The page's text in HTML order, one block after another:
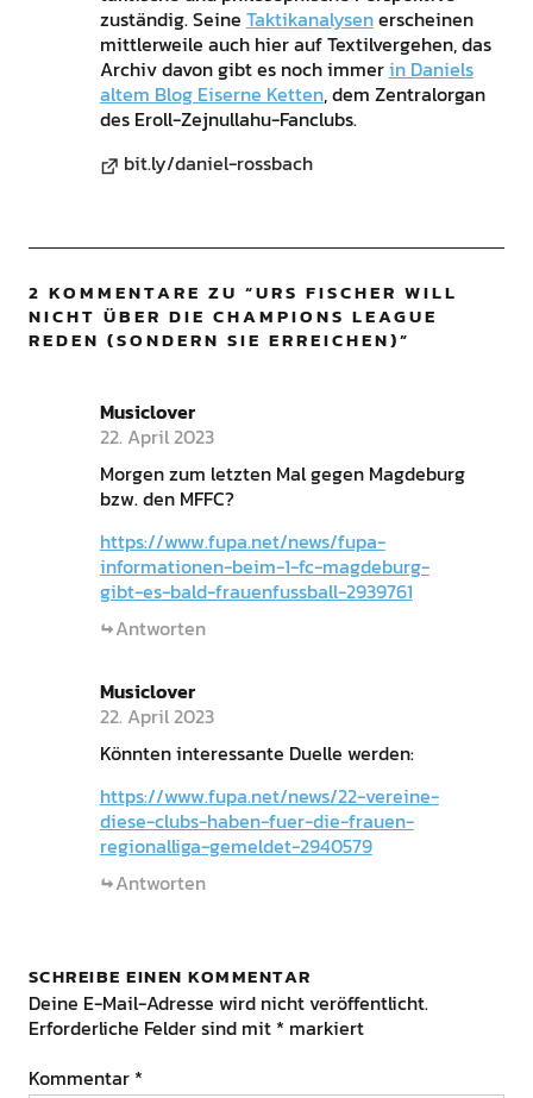
zuständig. Seine Taktikanalysenerscheinen
mittlerweile auch hier auf Textilvergehen, das
Archiv davon gibt es noch immerin Daniels
altem Blog Eiserne Ketten, dem Zentralorgan
des Eroll-Zejnullahu-Fanclubs.
bit.ly/daniel-rossbach
2 KOMMENTARE ZU “URS FISCHER WILL
NICHT ÜBER DIE CHAMPIONS LEAGUE
REDEN (SONDERN SIE ERREICHEN)”
Musiclover
22. April 2023
Morgen zum letzten Mal gegen Magdeburg
bzw. den MFFC?
https://www.fupa.net/news/fupa-
informationen-beim-1-fc-magdeburg-
gibt-es-bald-frauenfussball-2939761
Antworten
Musiclover
22. April 2023
Könnten interessante Duelle werden:
https://www.fupa.net/news/22-vereine-
diese-clubs-haben-fuer-die-frauen-
regionalliga-gemeldet-2940579
Antworten
SCHREIBE EINEN KOMMENTAR
Deine E-Mail-Adresse wird nicht veröffentlicht.
Erforderliche Felder sind mit * markiert
Kommentar *